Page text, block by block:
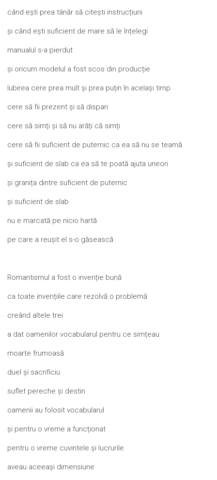
când ești prea tânăr să citești instrucțiuni
și când ești suficient de mare să le înțelegi
manualul s-a pierdut
și oricum modelul a fost scos din producție
Iubirea cere prea mult și prea puțin în același timp
cere să fii prezent și să dispari
cere să simți și să nu arăți că simți
cere să fii suficient de puternic ca ea să nu se teamă
și suficient de slab ca ea să te poată ajuta uneori
și granița dintre suficient de puternic
și suficient de slab
nu e marcată pe nicio hartă
pe care a reușit el s-o găsească
Romantismul a fost o invenție bună
ca toate invențiile care rezolvă o problemă
creând altele trei
a dat oamenilor vocabularul pentru ce simțeau
moarte frumoasă
duel și sacrificiu
suflet pereche și destin
oamenii au folosit vocabularul
și pentru o vreme a funcționat
pentru o vreme cuvintele și lucrurile
aveau aceeași dimensiune